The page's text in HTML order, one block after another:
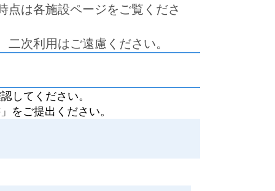
点は各施設ページをご覧くださ
次利用はご遠慮ください。
してください。
をご提出ください。